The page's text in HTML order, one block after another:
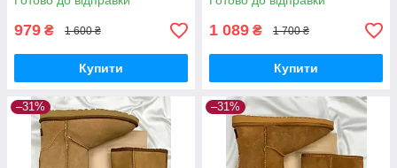
979 ₴ 1 600 ₴
Купити
1 089 ₴ 1 700 ₴
Купити
–31% –31%